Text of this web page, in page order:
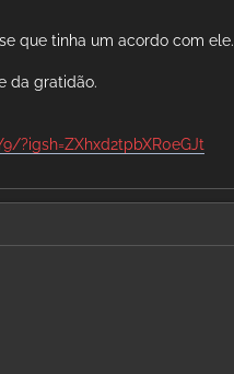
que tinha um acordo com ele.
da gratidão.
?igsh=ZXhxd2tpbXR0eGJt